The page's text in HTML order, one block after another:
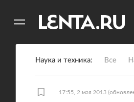
Наука и техника Все
17:55, 2 мая 2013